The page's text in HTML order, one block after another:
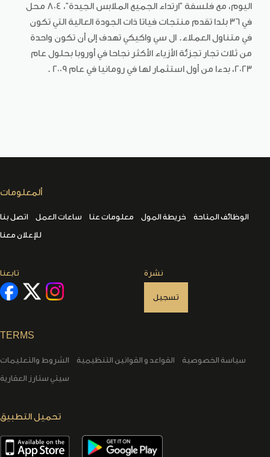
اليوم، مع فلسفة "ارتداء الجميع الملابس الجيدة"، 804 محل
في 36 بلدا تقدم منتجات فياتا ذات الجودة العالية التي تكون
في متناول العملاء. ال سي واكيكي تهدف إلى أن تكون واحدة
من ثلاث تجار تجزئة الأزياء الأكثر نجاحا في أوروبا بحلول عام
2023، بدءا من أول استثمار لها في رومانيا في عام 2009 .
ألمعلومات
اتصل بنا ساعات العمل معلومات عنا خريطة المول
الوظائف المتاحة
للإعلان معنا
تابعنا نشرة
تسجيل
TERMS
الشروط والتعليمات القواعد و القوانين التنظيمية
سياسة الخصوصية
سيتي ستارز العقارية
تحميل التطبيق